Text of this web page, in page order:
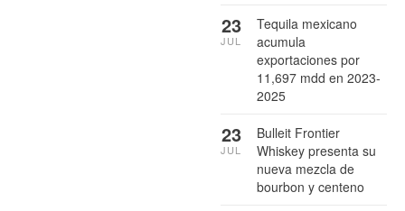
Tequila mexicano
acumula
exportaciones por
11,697 mdd en 2023-
2025
23
JUL
Bulleit Frontier
Whiskey presenta su
nueva mezcla de
bourbon y centeno
23
JUL